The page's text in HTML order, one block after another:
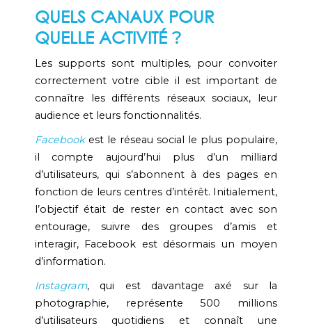
QUELS CANAUX POUR
QUELLE ACTIVITÉ ?
Les supports sont multiples, pour convoiter
correctement votre cible il est important de
connaître les différents réseaux sociaux, leur
audience et leurs fonctionnalités.
Facebookest le réseau social le plus populaire,
il compte aujourd’hui plus d’un milliard
d’utilisateurs, qui s’abonnent à des pages en
fonction de leurs centres d’intérêt. Initialement,
l’objectif était de rester en contact avec son
entourage, suivre des groupes d’amis et
interagir, Facebook est désormais un moyen
d’information.
Instagram, qui est davantage axé sur la
photographie, représente 500 millions
d’utilisateurs quotidiens et connaît une